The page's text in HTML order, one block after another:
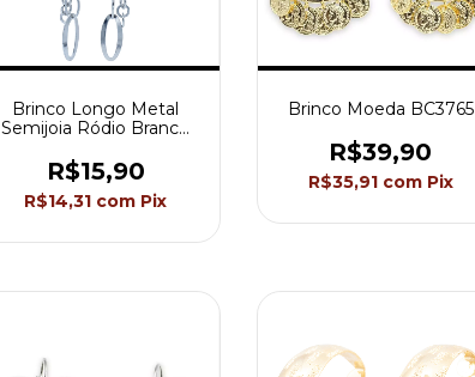
Brinco Longo Metal
Semijoia Ródio Branco
R$15,90
R$14,31 com Pix
Brinco Moeda BC3765
R$39,90
R$35,91 com Pix